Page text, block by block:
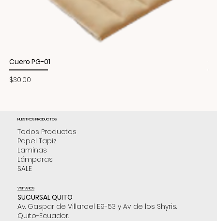
Cuero PG-01
Precio
$30,00
NUESTROS PRODUCTOS
Todos Productos
Papel Tapiz
Laminas
Lámparas
SALE
VISITANOS
SUCURSAL QUITO
Av. Gaspar de Villaroel E9-53 y Av. de los Shyris.
Quito-Ecuador.